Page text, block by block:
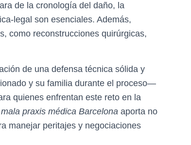
de la cronología del daño, la
legal son esenciales. Además,
como reconstrucciones quirúrgicas,
de una defensa técnica sólida y
y su familia durante el proceso—
quienes enfrentan este reto en la
praxis médica Barcelona aporta no
manejar peritajes y negociaciones